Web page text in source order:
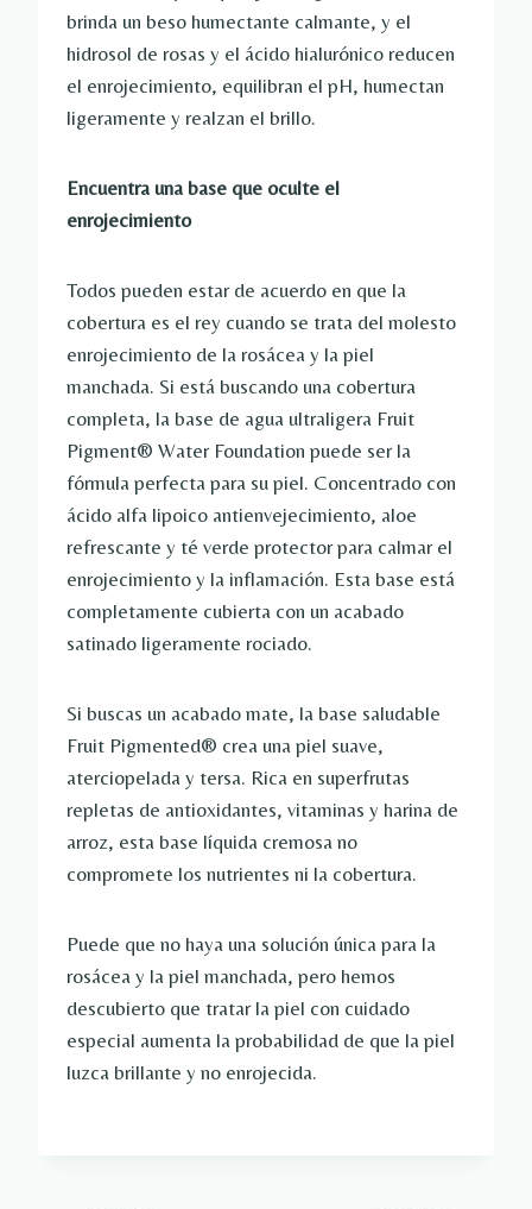
brinda un beso humectante calmante, y el
hidrosol de rosas y el ácido hialurónico reducen
el enrojecimiento, equilibran el pH, humectan
ligeramente y realzan el brillo.
Encuentra una base que oculte el
enrojecimiento
Todos pueden estar de acuerdo en que la
cobertura es el rey cuando se trata del molesto
enrojecimiento de la rosácea y la piel
manchada. Si está buscando una cobertura
completa, la base de agua ultraligera Fruit
Pigment® Water Foundation puede ser la
fórmula perfecta para su piel. Concentrado con
ácido alfa lipoico antienvejecimiento, aloe
refrescante y té verde protector para calmar el
enrojecimiento y la inflamación. Esta base está
completamente cubierta con un acabado
satinado ligeramente rociado.
Si buscas un acabado mate, la base saludable
Fruit Pigmented® crea una piel suave,
aterciopelada y tersa. Rica en superfrutas
repletas de antioxidantes, vitaminas y harina de
arroz, esta base líquida cremosa no
compromete los nutrientes ni la cobertura.
Puede que no haya una solución única para la
rosácea y la piel manchada, pero hemos
descubierto que tratar la piel con cuidado
especial aumenta la probabilidad de que la piel
luzca brillante y no enrojecida.